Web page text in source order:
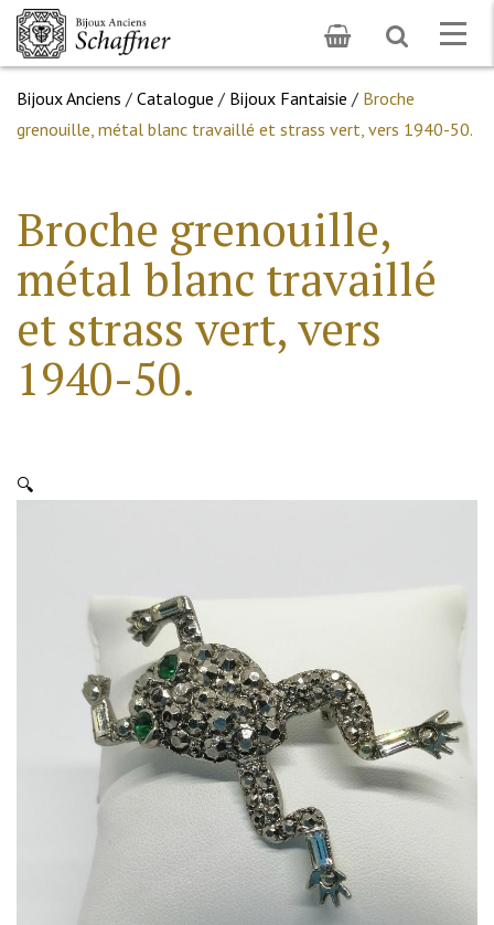
Toggle
search
Bijoux Anciens / Catalogue / Bijoux Fantaisie / Broche
grenouille, métal blanc travaillé et strass vert, vers 1940-50.
Broche grenouille,
métal blanc travaillé
et strass vert, vers
1940-50.
🔍